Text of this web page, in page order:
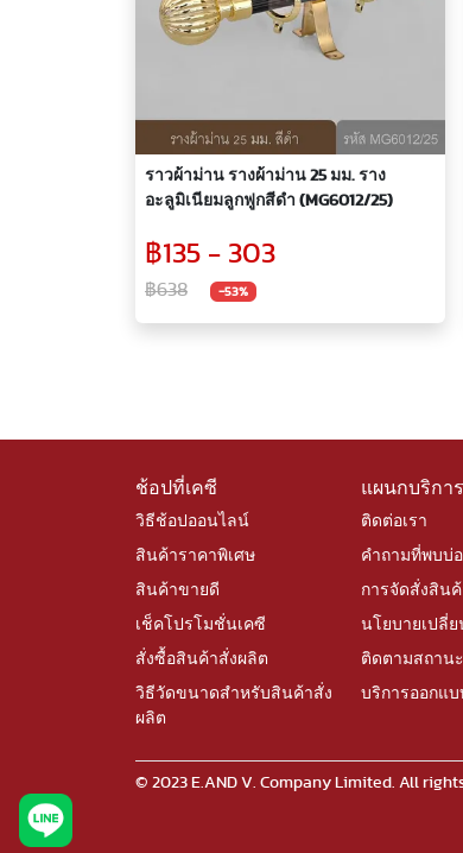
ราวผ้าม่าน รางผ้าม่าน 25 มม. ราง
อะลูมิเนียมลูกฟูกสีดำ (MG6012/25)
฿135 - 303
฿638 -53%
ช้อปที่เคซี
วิธีช้อปออนไลน์
สินค้าราคาพิเศษ
สินค้าขายดี
เช็คโปรโมชั่นเคซี
สั่งซื้อสินค้าสั่งผลิต
วิธีวัดขนาดสำหรับสินค้าสั่ง
ผลิต
แผนกบริกา
ติดต่อเรา
คำถามที่พบบ่
การจัดสั่งสินค้
นโยบายเปลี่
ติดตามสถาน
บริการออกแ
© 2023 E.AND V. Company Limited. All